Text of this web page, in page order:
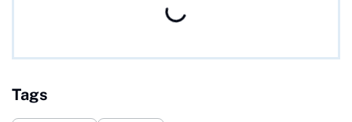
Tags